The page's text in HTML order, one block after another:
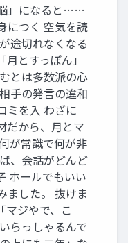
」になると……
につく 空気を読
途切れなくなる
とすっぽん」
とは多数派の心
手の発言の違和
ミを入 わざに
だから、月とマ
が常識で何が非
、会話がどんど
ホールでもいい
ました。 抜けま
マジやで、こ
らっしゃるんで